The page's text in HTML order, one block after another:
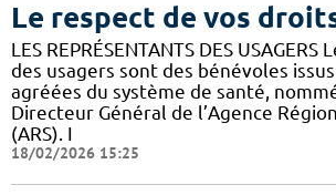
Le respect de vos
LES REPRÉSENTANTS DES
des usagers sont des bénévoles issus
agréées du système de santé,
Directeur Général de l’Agence
(ARS). I
18/02/2026 15:25